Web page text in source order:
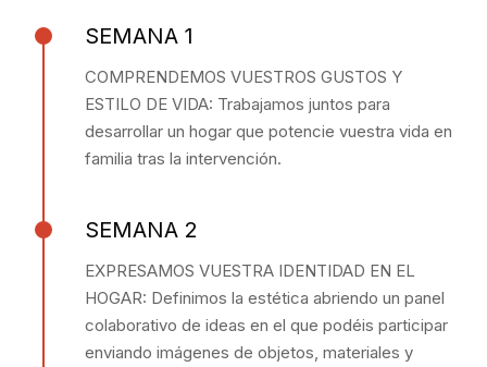
SEMANA 1
COMPRENDEMOS VUESTROS GUSTOS Y
ESTILO DE VIDA: Trabajamos juntos para
desarrollar un hogar que potencie vuestra vida en
familia tras la intervención.
SEMANA 2
EXPRESAMOS VUESTRA IDENTIDAD EN EL
HOGAR: Definimos la estética abriendo un panel
colaborativo de ideas en el que podéis participar
enviando imágenes de objetos, materiales y